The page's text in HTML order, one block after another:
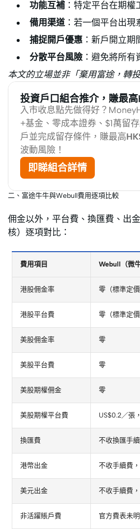
功能互補 ：特定平台在期
備用渠道：若一個平台出現
捕捉開戶優惠 ：新戶開立
分散平台風險 ：避免將所有
本文的立場並非「棄用富途，轉
投資戶口組合推介，賺最
入市收息點先做得好？
+基金、零成本證券、$1萬留
戶並完成留存條件，賺最高
波動風險！
即睇組合詳情
二、富途牛牛與Webull費用逐項比較
佣金以外，平台費、換匯費、出
核）逐項對比：
費用項目 Webull（微
港股佣金率 零（標準定
港股平台費 零（標準定價
美股佣金率 零
美股平台費 零
美股期權佣金 零
美股期權平台費 US$0.2／張
換匯費 不收換匯手
港幣出金 不收手續費
美元出金 不收手續費
非活躍賬戶費 官方費表未